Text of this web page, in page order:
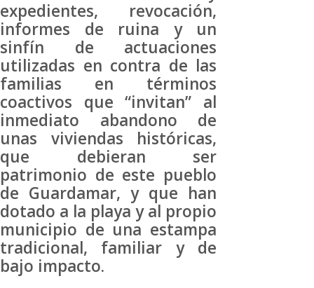
expedientes, revocación,
informes de ruina y un
sinfín de actuaciones
utilizadas en contra de las
familias en términos
coactivos que “invitan” al
inmediato abandono de
unas viviendas históricas,
que debieran ser
patrimonio de este pueblo
de Guardamar, y que han
dotado a la playa y al propio
municipio de una estampa
tradicional, familiar y de
bajo impacto.